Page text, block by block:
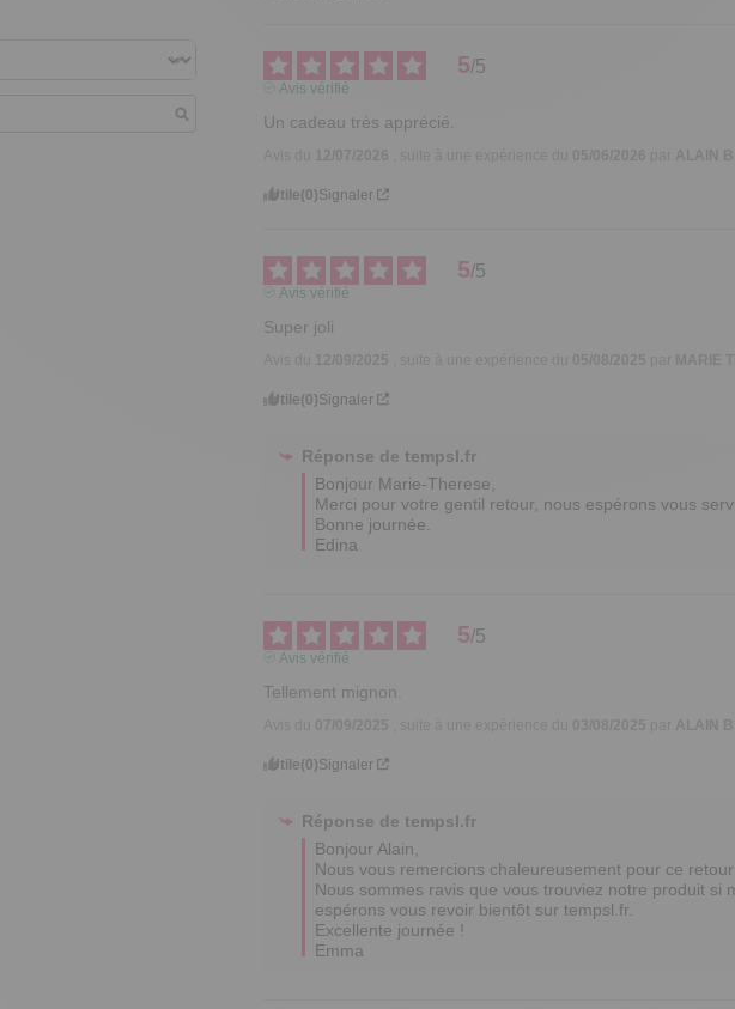
5/5
Avis vérifié
Un cadeau très apprécié.
12/07/2026 05/06/2026
Utile(0)Signaler
5/5
Avis vérifié
Super joli
Utile(0)Signaler
Réponse detempsl.fr
Bonjour Marie-Therese,
Merci pour votre gentil retour, nous espérons vous
Bonne journée.
Edina
5/5
Avis vérifié
Tellement mignon.
Utile(0)Signaler
Réponse detempsl.fr
Bonjour Alain,
Nous vous remercions chaleureusement pour ce
Nous sommes ravis que vous trouviez notre produit si
espérons vous revoir bientôt sur tempsl.fr.
Excellente journée !
Emma